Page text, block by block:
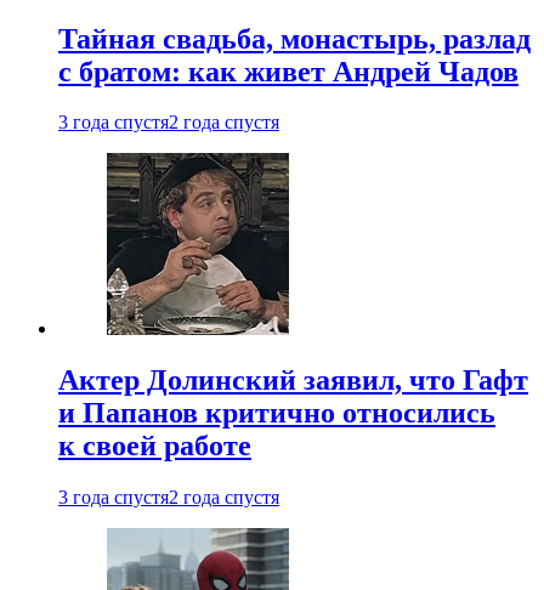
Тайная свадьба, монастырь, разлад
с братом: как живет Андрей Чадов
3 года спустя2 года спустя
Актер Долинский заявил, что Гафт
и Папанов критично относились
к своей работе
3 года спустя2 года спустя